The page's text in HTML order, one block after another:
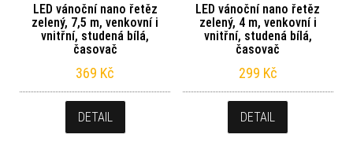
LED vánoční nano řetěz
zelený, 7,5 m, venkovní i
vnitřní, studená bílá,
časovač
369 Kč
DETAIL
LED vánoční nano řetěz
zelený, 4 m, venkovní i
vnitřní, studená bílá,
časovač
299 Kč
DETAIL